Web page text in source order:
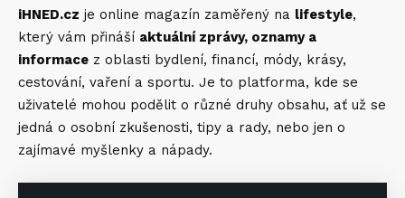
iHNED.cz je online magazín zaměřený na lifestyle,
který vám přináší aktuální zprávy, oznamy a
informace z oblasti bydlení, financí, módy, krásy,
cestování, vaření a sportu. Je to platforma, kde se
uživatelé mohou podělit o různé druhy obsahu, ať už se
jedná o osobní zkušenosti, tipy a rady, nebo jen o
zajímavé myšlenky a nápady.